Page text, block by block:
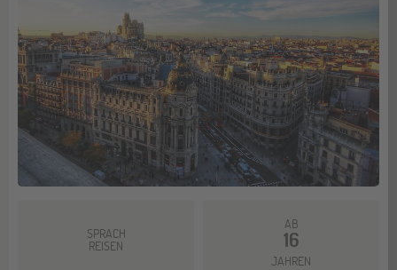
SPRACH
REISEN
AB
16
JAHREN